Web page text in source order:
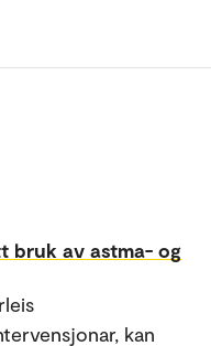
bruk av astma- og
kan